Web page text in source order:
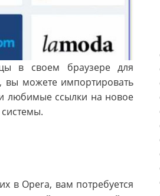
в своем браузере для
вы можете импортировать
любимые ссылки на новое
в Opera, вам потребуется